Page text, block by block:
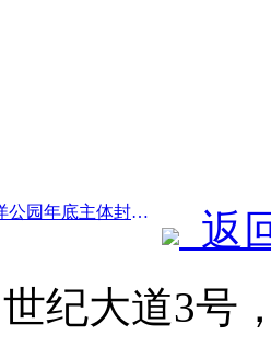
前一篇：北京海昌海洋公园年底主体封顶 预计2027年建成开放
返
纪大道3号